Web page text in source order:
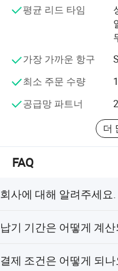
보장됩니다.
지속적인 개선을 통해
한 품질, 좋은 평판을 높
저희는 국내외의 고객들
영합니다. 그리고 여러
로 감사드립니다.
비즈니스 파트너를 만들
와 공장 방문 서비스를
니다.
들어 나갈 수 있기를 기대
하여 장기적인 비즈니스
평균 리드 타임
가장 가까운 항구
최소 주문 수량
공급망 파트너
더
FAQ
회사에 대해 알려주세요.
납기 기간은 어떻게 계
산됩니다.
결제 조건은 어떻게 되나